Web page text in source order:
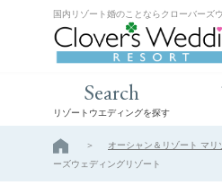
国内リゾート婚のことならクローバーズ
Search
リゾートウエディングを探す
オーシャン＆リゾート マリ
ーズウェディングリゾート